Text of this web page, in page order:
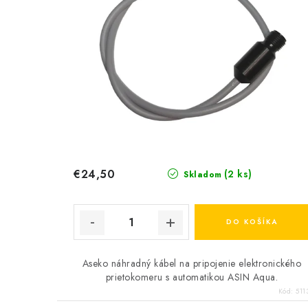
Skladom (2 ks)
€24,50
DO KOŠÍKA
Aseko náhradný kábel na pripojenie elektronického
prietokomeru s automatikou ASIN Aqua.
Kód: